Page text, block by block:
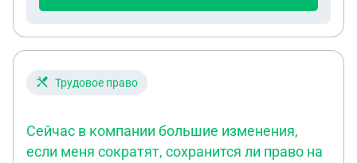
Трудовое право
Сейчас в компании большие изменения,
если меня сократят, сохранится ли право на